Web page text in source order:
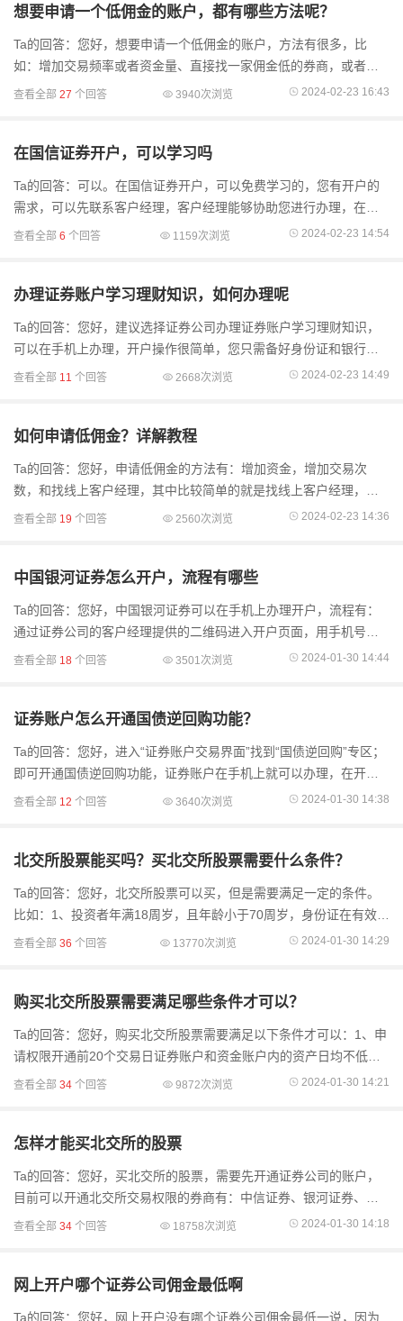
想要申请一个低佣金的账户，都有哪些方法呢？
Ta的回答：您好，想要申请一个低佣金的账户，方法有很多，比
如：增加交易频率或者资金量、直接找一家佣金低的券商，或者通
过线上客户经理，线上客户经理隶属网金部渠道有调低佣金的权
查看全部 27 个回答 3940次浏览 2024-02-23 16:43
在国信证券开户，可以学习吗
Ta的回答：可以。在国信证券开户，可以免费学习的，您有开户的
需求，可以先联系客户经理，客户经理能够协助您进行办理，在操
作的过程中为您解答疑问，并且还能够为您申请到一定的优惠。在
查看全部 6 个回答 1159次浏览 2024-02-23 14:54
办理证券账户学习理财知识，如何办理呢
Ta的回答：您好，建议选择证券公司办理证券账户学习理财知识，
可以在手机上办理，开户操作很简单，您只需备好身份证和银行卡
即可。建议在线联系客户经理协商好佣金后再办理开户的，因为这
查看全部 11 个回答 2668次浏览 2024-02-23 14:49
如何申请低佣金？详解教程
Ta的回答：您好，申请低佣金的方法有：增加资金，增加交易次
数，和找线上客户经理，其中比较简单的就是找线上客户经理，因
为他们手里有优惠权限，您可以在办理开户之前联系他们进行沟通
查看全部 19 个回答 2560次浏览 2024-02-23 14:36
中国银河证券怎么开户，流程有哪些
Ta的回答：您好，中国银河证券可以在手机上办理开户，流程有：
通过证券公司的客户经理提供的二维码进入开户页面，用手机号注
册、上传您的身份证、做风险测评评估、录制视频、填写调查问
查看全部 18 个回答 3501次浏览 2024-01-30 14:44
证券账户怎么开通国债逆回购功能？
Ta的回答：您好，进入“证券账户交易界面”找到“国债逆回购”专区；
即可开通国债逆回购功能，证券账户在手机上就可以办理，在开户
之前，您可以与客户经理协商好佣金标准，选择佣金较低的券商开
查看全部 12 个回答 3640次浏览 2024-01-30 14:38
北交所股票能买吗？买北交所股票需要什么条件？
Ta的回答：您好，北交所股票可以买，但是需要满足一定的条件。
比如：1、投资者年满18周岁，且年龄小于70周岁，身份证在有效期
内；16周岁以下自然人不得办理股票开户，16-18周岁自然人申请办
查看全部 36 个回答 13770次浏览 2024-01-30 14:29
购买北交所股票需要满足哪些条件才可以？
Ta的回答：您好，购买北交所股票需要满足以下条件才可以：1、申
请权限开通前20个交易日证券账户和资金账户内的资产日均不低于
人民币50万元（不包括该投资者通过融资融券融入的资金和证
查看全部 34 个回答 9872次浏览 2024-01-30 14:21
怎样才能买北交所的股票
Ta的回答：您好，买北交所的股票，需要先开通证券公司的账户，
目前可以开通北交所交易权限的券商有：中信证券、银河证券、海
通证券、国泰君安证券、国信证券、中金财富、中信建投、方正证
查看全部 34 个回答 18758次浏览 2024-01-30 14:18
网上开户哪个证券公司佣金最低啊
Ta的回答：您好，网上开户没有哪个证券公司佣金最低一说，因为